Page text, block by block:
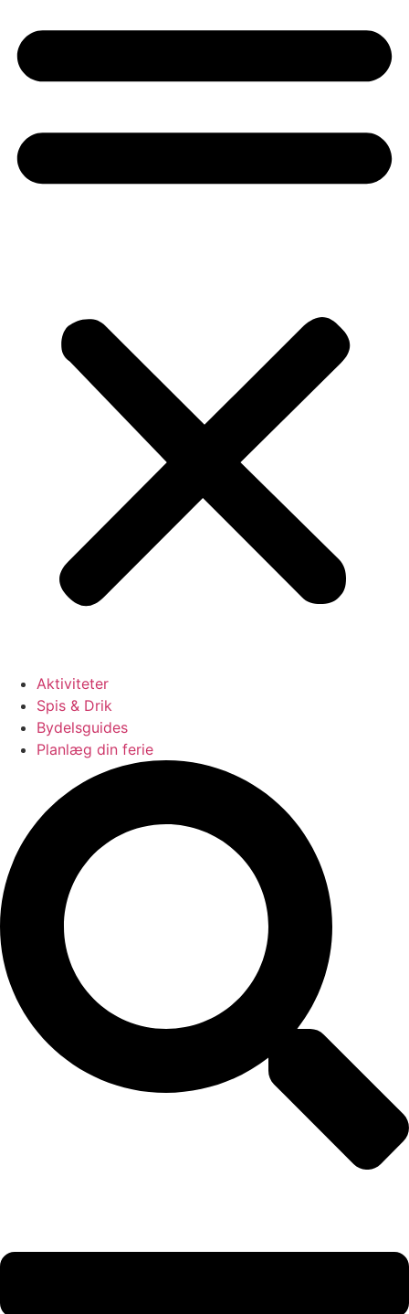
Aktiviteter
Spis & Drik
Bydelsguides
Planlæg din ferie